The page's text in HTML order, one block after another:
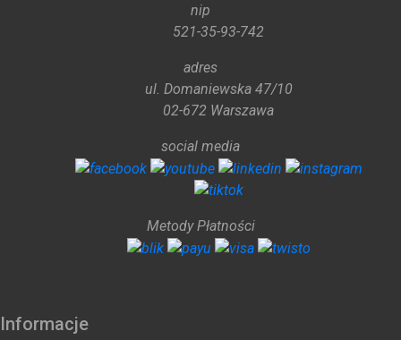
nip
521-35-93-742
adres
ul. Domaniewska 47/10
02-672 Warszawa
social media
Metody Płatności
Informacje